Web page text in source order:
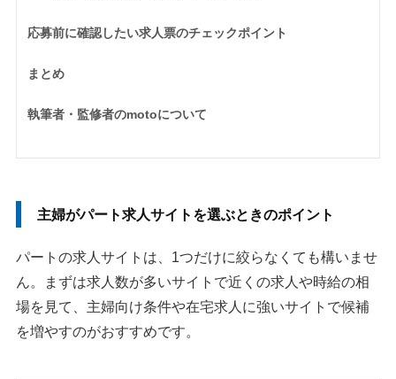
応募前に確認したい求人票のチェックポイント
まとめ
執筆者・監修者のmotoについて
主婦がパート求人サイトを選ぶときのポイント
パートの求人サイトは、1つだけに絞らなくても構いませ
ん。まずは求人数が多いサイトで近くの求人や時給の相
場を見て、主婦向け条件や在宅求人に強いサイトで候補
を増やすのがおすすめです。